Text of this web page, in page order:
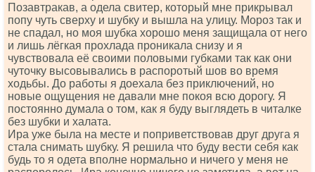
Позавтракав, а одела свитер, который мне прикрывал
попу чуть сверху и шубку и вышла на улицу. Мороз так и
не спадал, но моя шубка хорошо меня защищала от него
и лишь лёгкая прохлада проникала снизу и я
чувствовала её своими половыми губками так как они
чуточку высовывались в распоротый шов во время
ходьбы. До работы я доехала без приключений, но
новые ощущения не давали мне покоя всю дорогу. Я
постоянно думала о том, как я буду выглядеть в читалке
без шубки и халата.
Ира уже была на месте и поприветствовав друг друга я
стала снимать шубку. Я решила что буду вести себя как
будь то я одета вполне нормально и ничего у меня не